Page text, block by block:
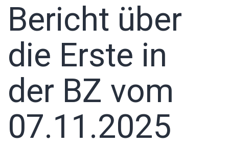
Bericht über
die Erste in
der BZ vom
07.11.2025